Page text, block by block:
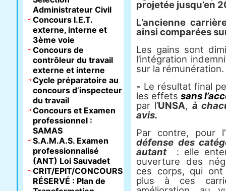
projetée jusqu’en
L’ancienne
ainsi comparées
Les gains sont
l’intégration
sur la rémunération.
- Le résultat final
les effets sans
par l’UNSA, à
avis.
Par contre, pour l’
défense des
autant
: elle
ouverture des
ces corps, qui
plus à ces
Administrateur Civil
Concours I.E.T.
externe, interne et
3ème voie
Concours de
contrôleur du travail
externe et interne
Cycle préparatoire au
concours d’inspecteur
du travail
Concours et Examen
professionnel :
SAMAS
S.A.M.A.S. Examen
professionnalisé
(ANT) Loi Sauvadet
CRIT/EPIT/CONCOURS
RÉSERVÉ : Plan de